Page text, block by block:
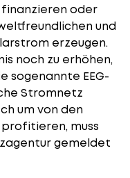
finanzieren oder
und
erzeugen.
noch zu erhöhen,
sogenannte EEG-
Stromnetz
um von den
muss
gemeldet